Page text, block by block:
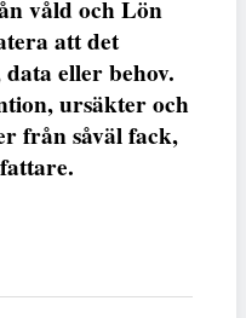
våld och Lön
att det
eller behov.
ursäkter och
från såväl fack,